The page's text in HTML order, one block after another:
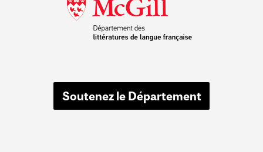
Soutenez le Département